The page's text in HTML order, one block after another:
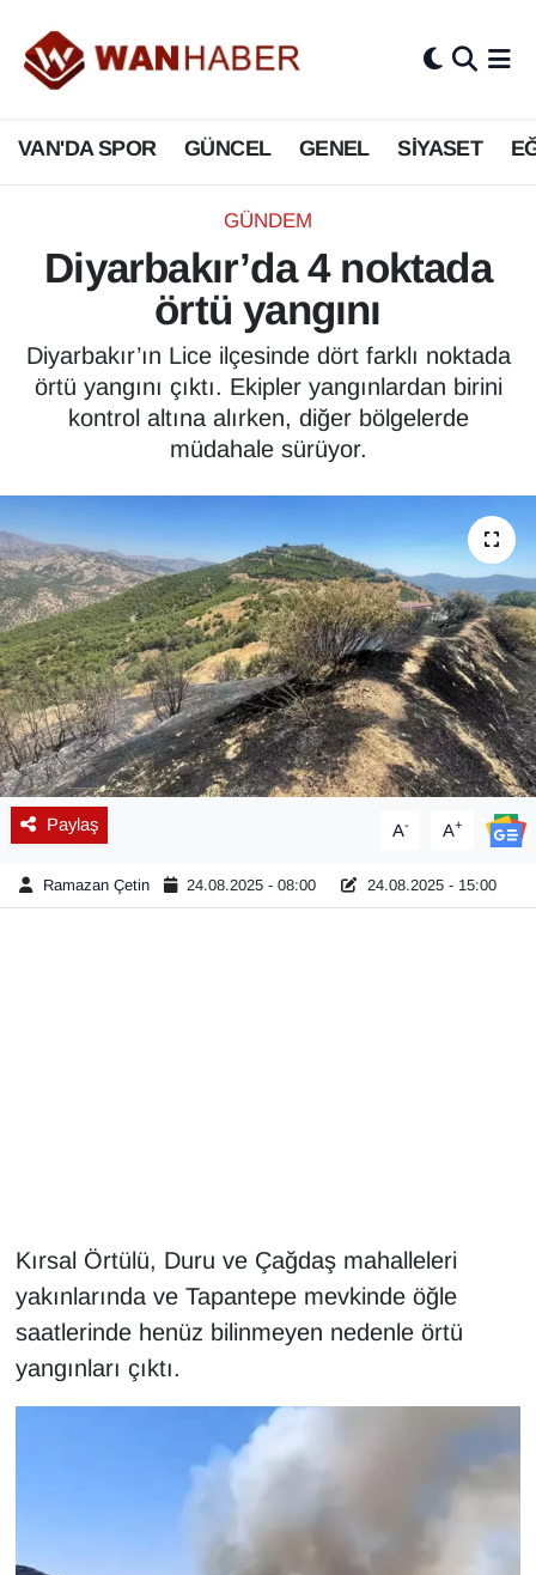
VAN'DA SPOR GÜNCEL GENEL SİYASET
GÜNDEM
Diyarbakır’da 4 noktada
örtü yangını
Diyarbakır’ın Lice ilçesinde dört farklı noktada
örtü yangını çıktı. Ekipler yangınlardan birini
kontrol altına alırken, diğer bölgelerde
müdahale sürüyor.
Paylaş A- A+
Ramazan Çetin 24.08.2025 - 08:00 24.08.2025 - 15:00
Kırsal Örtülü, Duru ve Çağdaş mahalleleri
yakınlarında ve Tapantepe mevkinde öğle
saatlerinde henüz bilinmeyen nedenle örtü
yangınları çıktı.
3.SAYFA
ASAYİŞ
BİLİM VE TEKNOLOJİ
Biyografi
ÇEVRE
Dernekler, Odalar
Diğer
DÜNYA
EĞİTİM
EKONOMİ
Eleman
Emlak
HABERDE İNSAN
İngilizce
Kadın
Kim Kimdir?
Van Nöbetçi Eczaneler
Van Hava Durumu
Van Namaz Vakitleri
Van Trafik Yoğunluk Haritası
Süper Lig Puan Durumu ve Fikstür
Tüm Manşetler
Son Dakika Haberleri
Haber Arşivi